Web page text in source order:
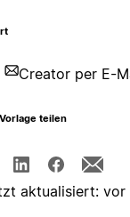
Creator per E-
teilen
aktualisiert: vor